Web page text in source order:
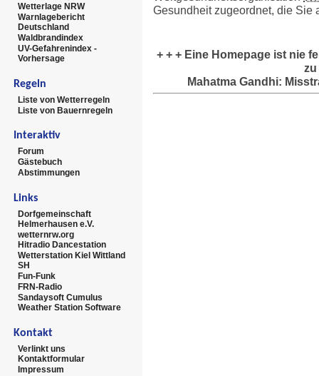
Wetterlage NRW
Warnlagebericht
Deutschland
Waldbrandindex
UV-Gefahrenindex -
Vorhersage
Regeln
Liste von Wetterregeln
Liste von Bauernregeln
Interaktiv
Forum
Gästebuch
Abstimmungen
Links
Dorfgemeinschaft
Helmerhausen e.V.
wetternrw.org
Hitradio Dancestation
Wetterstation Kiel Wittland
SH
Fun-Funk
FRN-Radio
Sandaysoft Cumulus
Weather Station Software
Kontakt
Verlinkt uns
Kontaktformular
Impressum
Gesundheit zugeordnet, die Sie
+ + + Eine Homepage ist nie
zu
Mahatma Gandhi: